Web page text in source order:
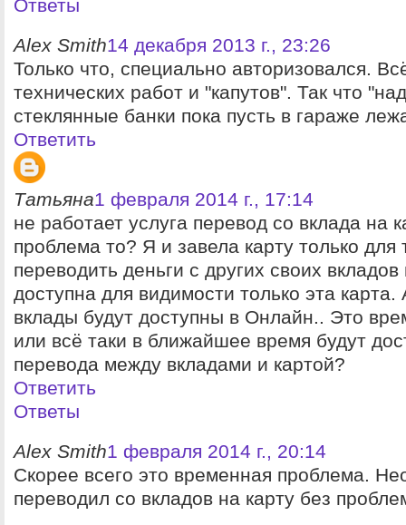
Ответы
Alex Smith14 декабря 2013 г., 23:26
Только что, специально авторизовался.
технических работ и "капутов". Так что
стеклянные банки пока пусть в гараже
Ответить
Татьяна1 февраля 2014 г., 17:14
не работает услуга перевод со вклада на
проблема то? Я и завела карту только для
переводить деньги с других своих
доступна для видимости только эта карта.
вклады будут доступны в Онлайн.. Это
или всё таки в ближайшее время будут
перевода между вкладами и картой?
Ответить
Ответы
Alex Smith1 февраля 2014 г., 20:14
Скорее всего это временная проблема.
переводил со вкладов на карту без